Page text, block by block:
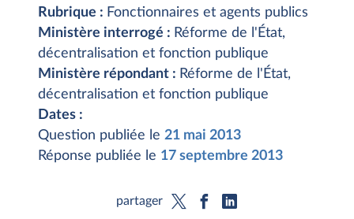
Rubrique : Fonctionnaires et agents publics
Ministère interrogé : Réforme de l'État,
décentralisation et fonction publique
Ministère répondant : Réforme de l'État,
décentralisation et fonction publique
Dates :
Question publiée le 21 mai 2013
Réponse publiée le 17 septembre 2013
partager